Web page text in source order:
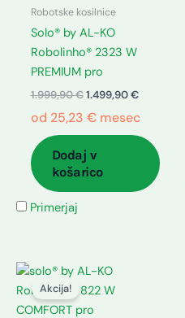
Robotske kosilnice
Solo® by AL-KO
Robolinho® 2323 W
PREMIUM pro
1.999,90€ 1.499,90€
od 25,23 €mesec
Dodaj v
košarico
Primerjaj
Akcija!
Izvirna
je
bila: